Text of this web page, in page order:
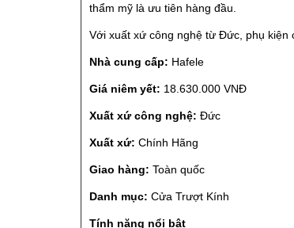
thẩm mỹ là ưu tiên hàng đầu.
Với xuất xứ công nghệ từ Đức, phụ kiện
Nhà cung cấp: Hafele
Giá niêm yết: 18.630.000 VNĐ
Xuất xứ công nghệ: Đức
Xuất xứ: Chính Hãng
Giao hàng: Toàn quốc
Danh mục: Cửa Trượt Kính
Tính năng nổi bật